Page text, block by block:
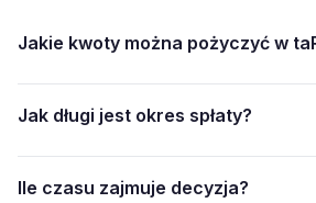
Jakie kwoty można pożyczyć w
Jak długi jest okres spłaty?
Ile czasu zajmuje decyzja?